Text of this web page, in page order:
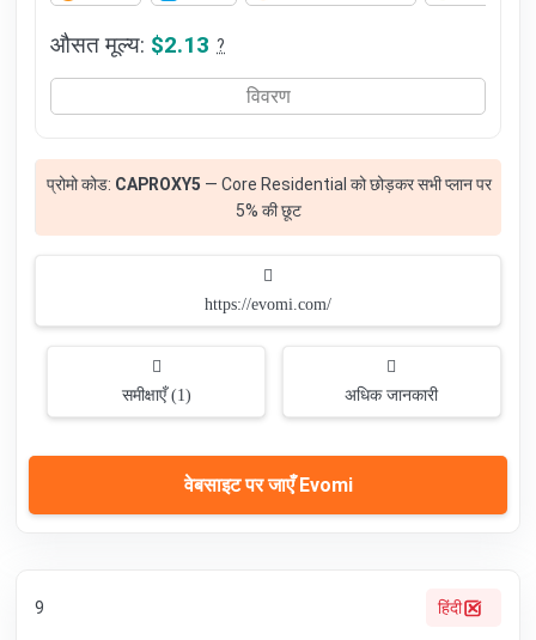
औसत मूल्य: $2.13 ?
विवरण
प्रोमो कोड: CAPROXY5 — Core Residential को छोड़कर सभी प्लान पर
5% की छूट
https://evomi.com/
समीक्षाएँ (1) अधिक जानकारी
वेबसाइट पर जाएँ Evomi
9 हिंदी